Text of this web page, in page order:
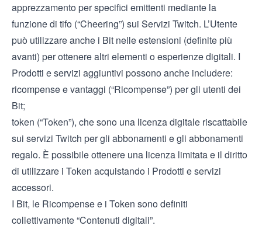
apprezzamento per specifici emittenti mediante la
funzione di tifo (“Cheering”) sui Servizi Twitch. L’Utente
può utilizzare anche i Bit nelle estensioni (definite più
avanti) per ottenere altri elementi o esperienze digitali. I
Prodotti e servizi aggiuntivi possono anche includere:
ricompense e vantaggi (“Ricompense”) per gli utenti dei
Bit;
token (“Token”), che sono una licenza digitale riscattabile
sui servizi Twitch per gli abbonamenti e gli abbonamenti
regalo. È possibile ottenere una licenza limitata e il diritto
di utilizzare i Token acquistando i Prodotti e servizi
accessori.
I Bit, le Ricompense e i Token sono definiti
collettivamente “Contenuti digitali”.